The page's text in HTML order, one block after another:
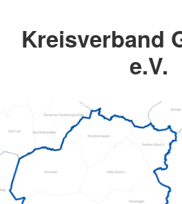
Kreisverband
e.V.